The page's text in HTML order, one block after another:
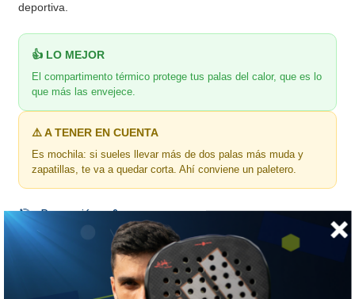
deportiva.
👍 LO MEJOR
El compartimento térmico protege tus palas del calor, que es lo
que más las envejece.
⚠️ A TENER EN CUENTA
Es mochila: si sueles llevar más de dos palas más muda y
zapatillas, te va a quedar corta. Ahí conviene un paletero.
🎯 ¿Para quién es?
Para el jugador que va a entrenar con lo justo: una o dos
palas, muda y botella. Cómoda para moverse en metro o bici.